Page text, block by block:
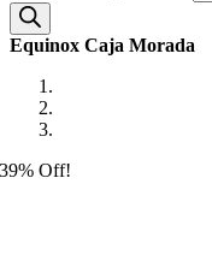
Equinox Caja Morada
39% Off!